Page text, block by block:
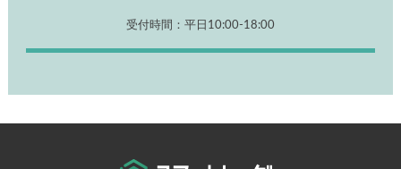
受付時間：平日10:00-18:00